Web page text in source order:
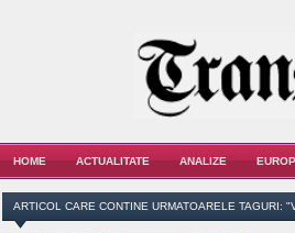
HOME ACTUALITATE ANALIZE
ARTICOL CARE CONTINE URMATOARELE TAGURI: